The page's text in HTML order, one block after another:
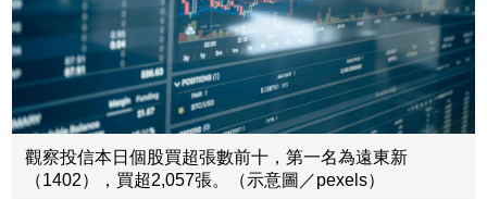
觀察投信本日個股買超張數前十，第一名為遠東新
（1402），買超2,057張。（示意圖／pexels）